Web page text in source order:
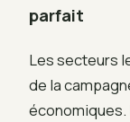
parfait
Les secteurs
de la